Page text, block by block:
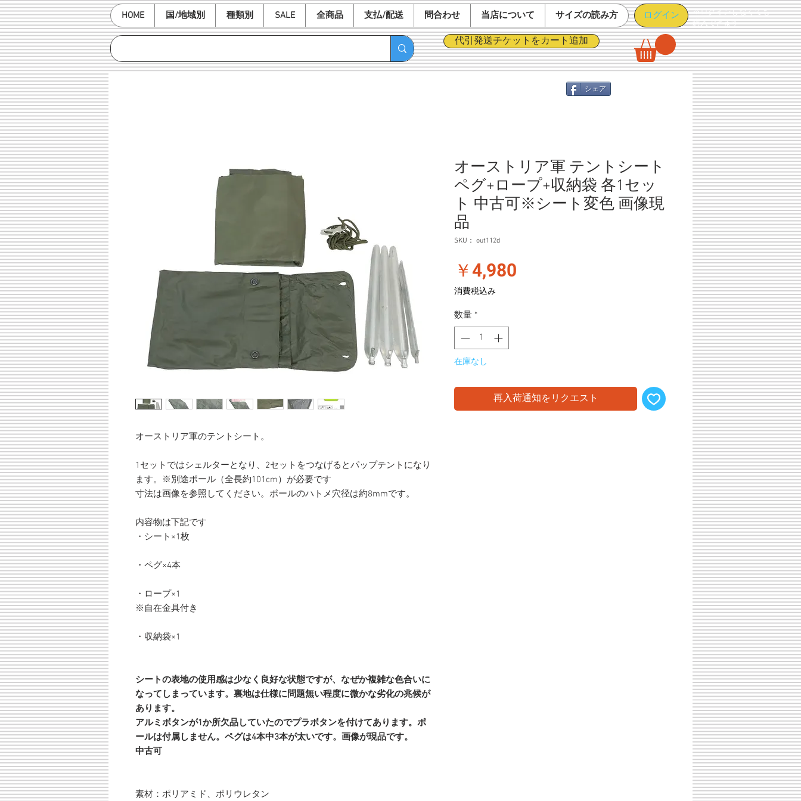
HOME 国/地域別 種類別 SALE 全商品 支払/配送 問合わせ 当店について サイズの読み方
代引発送チケットをカート追加
ログイン
※ログインしなくても
購入できます
オーストリア軍のテントシート。
1セットではシェルターとなり、2セットをつなげるとパップテントになり
ます。※別途ポール（全長約101cm）が必要です
寸法は画像を参照してください。ポールのハトメ穴径は約8mmです。
内容物は下記です
・シート×1枚
・ペグ×4本
・ロープ×1
※自在金具付き
・収納袋×1
シートの表地の使用感は少なく良好な状態ですが、なぜか複雑な色合いに
なってしまっています。裏地は仕様に問題無い程度に微かな劣化の兆候が
あります。
アルミボタンが1か所欠品していたのでプラボタンを付けてあります。ポ
ールは付属しません。ペグは4本中3本が太いです。画像が現品です。
中古可
素材：ポリアミド、ポリウレタン
オーストリア軍 テントシート
ペグ+ロープ+収納袋 各1セッ
ト 中古可※シート変色 画像現
品
SKU： out112d
￥4,980
消費税込み
数量 *
在庫なし
再入荷通知をリクエスト
シェア